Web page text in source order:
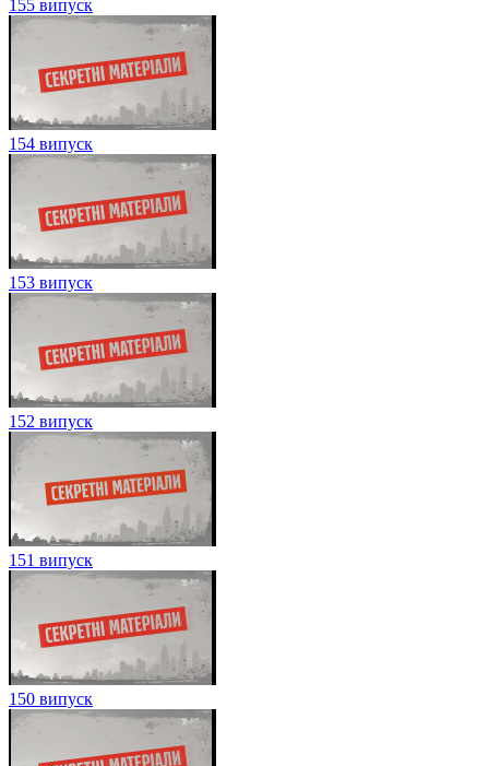
155 випуск
154 випуск
153 випуск
152 випуск
151 випуск
150 випуск